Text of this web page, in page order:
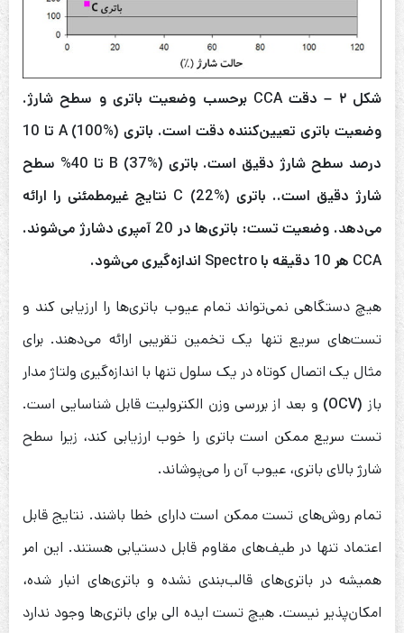
شکل ۲ – دقتCCA برحسب وضعیت باتری و سطح شارژ.
وضعیت باتری تعیین‌کننده دقت است. باتری A (100%) تا 10
درصد سطح شارژ دقیق است. باتری B (37%) تا 40%
سطح
شارژ دقیق است.. باتری C (22%) نتایج غیرمطمئنی را ارائه
می‌دهد. وضعیت تست: باتری‌ها در 20 آمپری دشارژ می‌شوند.
CCA هر 10 دقیقه با Spectro اندازه‌گیری می‌شود.
هیچ دستگاهی نمی‌تواند تمام عیوب باتری‌ها را ارزیابی کند و
تست‌های سریع تنها یک تخمین تقریبی ارائه می‌دهند. برای
مثال یک اتصال کوتاه در یک سلول تنها با اندازه‌گیری ولتاژ مدار
باز (OCV)
و بعد از بررسی وزن الکترولیت قابل شناسایی است.
تست سریع ممکن است باتری را خوب ارزیابی کند، زیرا سطح
شارژ بالای باتری، عیوب آن را می‌پوشاند.
تمام روش‌های تست ممکن است دارای خطا باشند. نتایج قابل
اعتماد تنها در طیف‌های مقاوم قابل دستیابی هستند. این امر
همیشه در باتری‌های قالب‌بندی نشده و باتری‌های انبار شده،
امکان‌پذیر نیست. هیچ تست ایده الی برای باتری‌ها وجود ندارد